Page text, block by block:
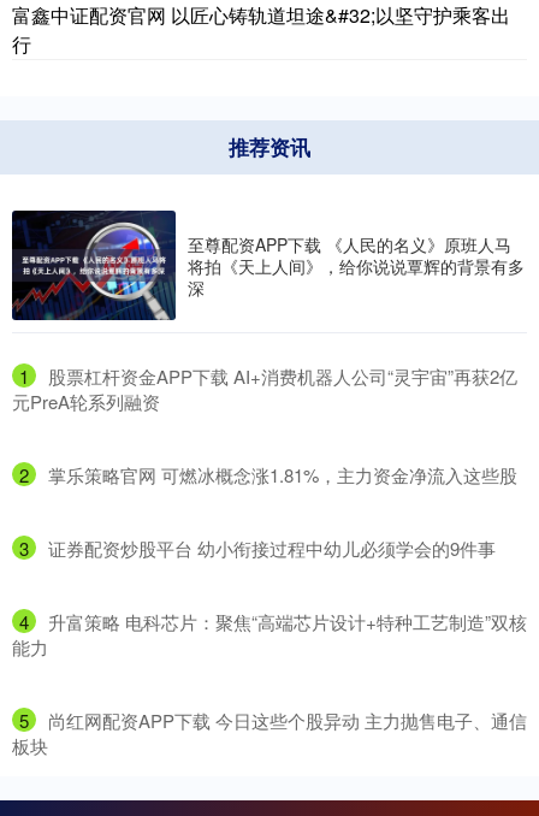
富鑫中证配资官网 以匠心铸轨道坦途&#32;以坚守护乘客出
行
推荐资讯
至尊配资APP下载 《人民的名义》原班人马
将拍《天上人间》，给你说说覃辉的背景有多
深
1
​股票杠杆资金APP下载 AI+消费机器人公司“灵宇宙”再获2亿
元PreA轮系列融资
2 ​掌乐策略官网 可燃冰概念涨1.81%，主力资金净流入这些股
3 ​证券配资炒股平台 幼小衔接过程中幼儿必须学会的9件事
4
​升富策略 电科芯片：聚焦“高端芯片设计+特种工艺制造”双核
能力
5
​尚红网配资APP下载 今日这些个股异动 主力抛售电子、通信
板块